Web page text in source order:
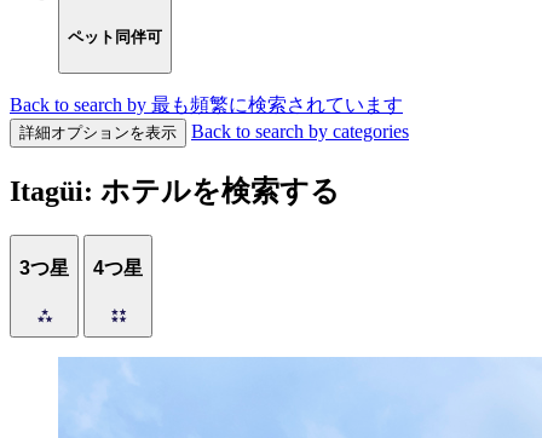
ペット同伴可
Back to search by 最も頻繁に検索されています
詳細オプションを表示 Back to search by categories
Itagüi: ホテルを検索する
3つ星 4つ星